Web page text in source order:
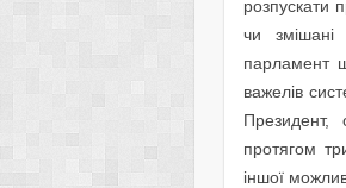
розпускати
чи змішані
парламент
важелів
Президент,
протягом
іншої